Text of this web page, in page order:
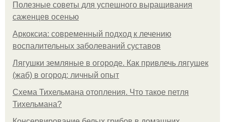
Полезные советы для успешного выращивания
саженцев осенью
Аркоксиа: современный подход к лечению
воспалительных заболеваний суставов
Лягушки земляные в огороде. Как привлечь лягушек
(жаб) в огород: личный опыт
Схема Тихельмана отопления. Что такое петля
Тихельмана?